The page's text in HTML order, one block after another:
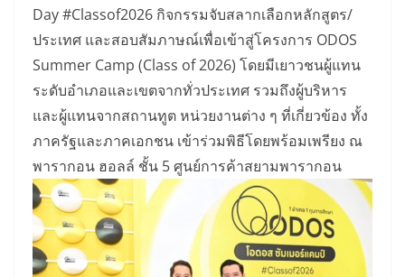
Day #Classof2026 กิจกรรมจับสลากเลือกหลักสูตร/
ประเทศ และสอบสัมภาษณ์เพื่อเข้าสู่โครงการ ODOS
Summer Camp (Class of 2026) โดยมีเยาวชนผู้แทน
ระดับอำเภอและเขตจากทั่วประเทศ รวมถึงผู้บริหาร
และผู้แทนจากสถานทูต หน่วยงานต่าง ๆ ที่เกี่ยวข้อง ทั้ง
ภาครัฐและภาคเอกชน เข้าร่วมพิธีโดยพร้อมเพรียง ณ
พารากอน ฮอลล์ ชั้น 5 ศูนย์การค้าสยามพารากอน